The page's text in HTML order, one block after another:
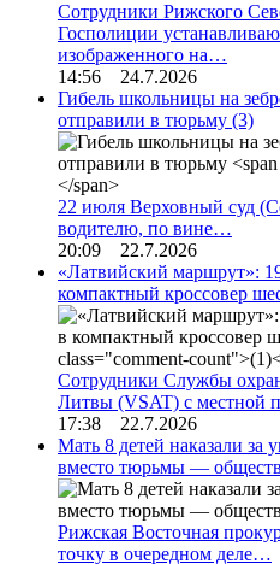
Сотрудники Рижского
Госполиции
изображенного на…
14:56 24.7.2026
Гибель школьницы на
отправили в тюрьму (3)
22 июля Верховный суд
водителю, по вине…
20:09 22.7.2026
«Латвийский маршрут»:
компактный кроссовер
Сотрудники Службы
Литвы (VSAT) с местной
17:38 22.7.2026
Мать 8 детей наказали за
вместо тюрьмы —
Рижская Восточная
точку в очередном деле…